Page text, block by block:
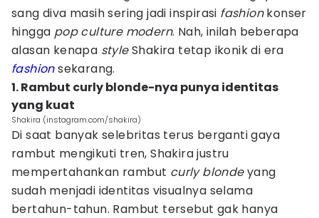
sang diva masih sering jadi inspirasi fashionkonser
hingga pop culture modern. Nah, inilah beberapa
alasan kenapa styleShakira tetap ikonik di era
fashionsekarang.
1. Rambut curly blonde-nya punya identitas
yang kuat
Shakira (instagram.com/shakira)
Di saat banyak selebritas terus berganti gaya
rambut mengikuti tren, Shakira justru
mempertahankan rambut curly blondeyang
sudah menjadi identitas visualnya selama
bertahun-tahun. Rambut tersebut gak hanya